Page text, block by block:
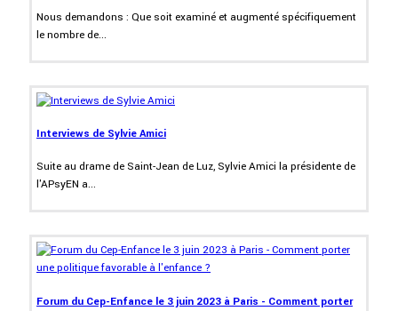
Nous demandons : Que soit examiné et augmenté spécifiquement
le nombre de...
Interviews de Sylvie Amici
Suite au drame de Saint-Jean de Luz, Sylvie Amici la présidente de
l'APsyEN a...
Forum du Cep-Enfance le 3 juin 2023 à Paris - Comment porter